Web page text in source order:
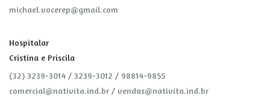
michael.vocerep@gmail.com
Hospitalar
Cristina e Priscila
(32) 3239-3014 / 3239-3012 / 98814-9855
comercial@nativita.ind.br / vendas@nativita.ind.br